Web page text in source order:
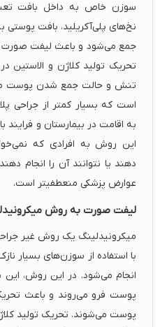
سوزن خاص به داخل بافت
نخ‌های پلی‌آکریلید، بافت
جمع می‌شود و باعث لیفت صورت
تحریک تولید کلاژن و الاستین
تنش و حالت جمع شدن پوست
است که بسیار کمتر از جراحی
به اقامت در بیمارستان و فرایند
این روش به افرادی که
دهند یا نتوانند آن را انجام
عوارض پزشکی منعطفیتر است.
لیفت صورت به روش
میکرونیدلینگ یک روش غیر
با استفاده از سوزن‌های بسیار
انجام می‌شود. در این روش،
پوست فرو می‌روند و باعث
پوست می‌شوند. تحریک تولید